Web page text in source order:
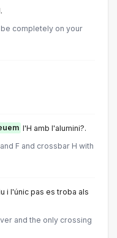
completely on your
l'H amb l'alumini?.
F and crossbar H with
i l'únic pas es troba als
and the only crossing